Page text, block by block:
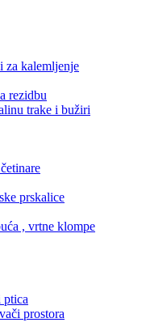
za kalemljenje
rezidbu
trake i bužiri
prskalice
, vrtne klompe
ptica
prostora